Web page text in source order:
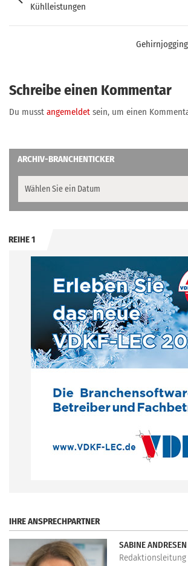
Kühlleistungen
Schreibe einen Kommentar
Du musst angemeldet sein, um einen
ARCHIV-BRANCHENTICKER
REIHE 1
IHRE ANSPRECHPARTNER
SABINE ANDRESEN
Redaktionsleitung